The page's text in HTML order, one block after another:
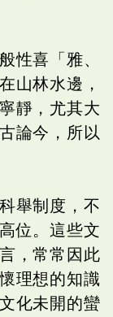
性喜「雅、
山林水邊，
靜，尤其大
論今，所以
舉制度，不
位。這些文
，常常因此
理想的知識
化未開的蠻